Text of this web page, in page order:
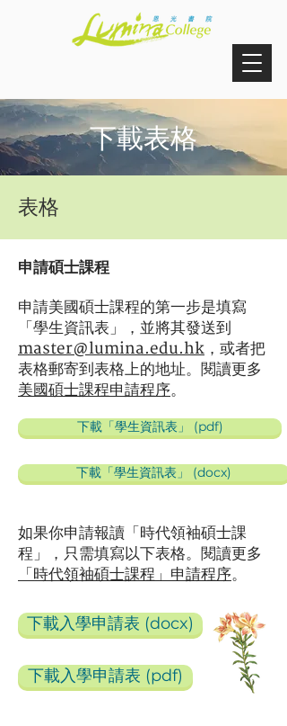
下載表格
表格
申請碩士課程
申請美國碩士課程的第一步是填寫
「學生資訊表」，並將其發送到
master@lumina.edu.hk ，或者把
表格郵寄到表格上的地址。閱讀更多
美國碩士課程申請程序。
下載「學生資訊表」 (pdf)
下載「學生資訊表」 (docx)
如果你申請報讀「時代領袖碩士課
程」，只需填寫以下表格。閱讀更多
「時代領袖碩士課程」申請程序。
下載入學申請表 (docx)
下載入學申請表 (pdf)